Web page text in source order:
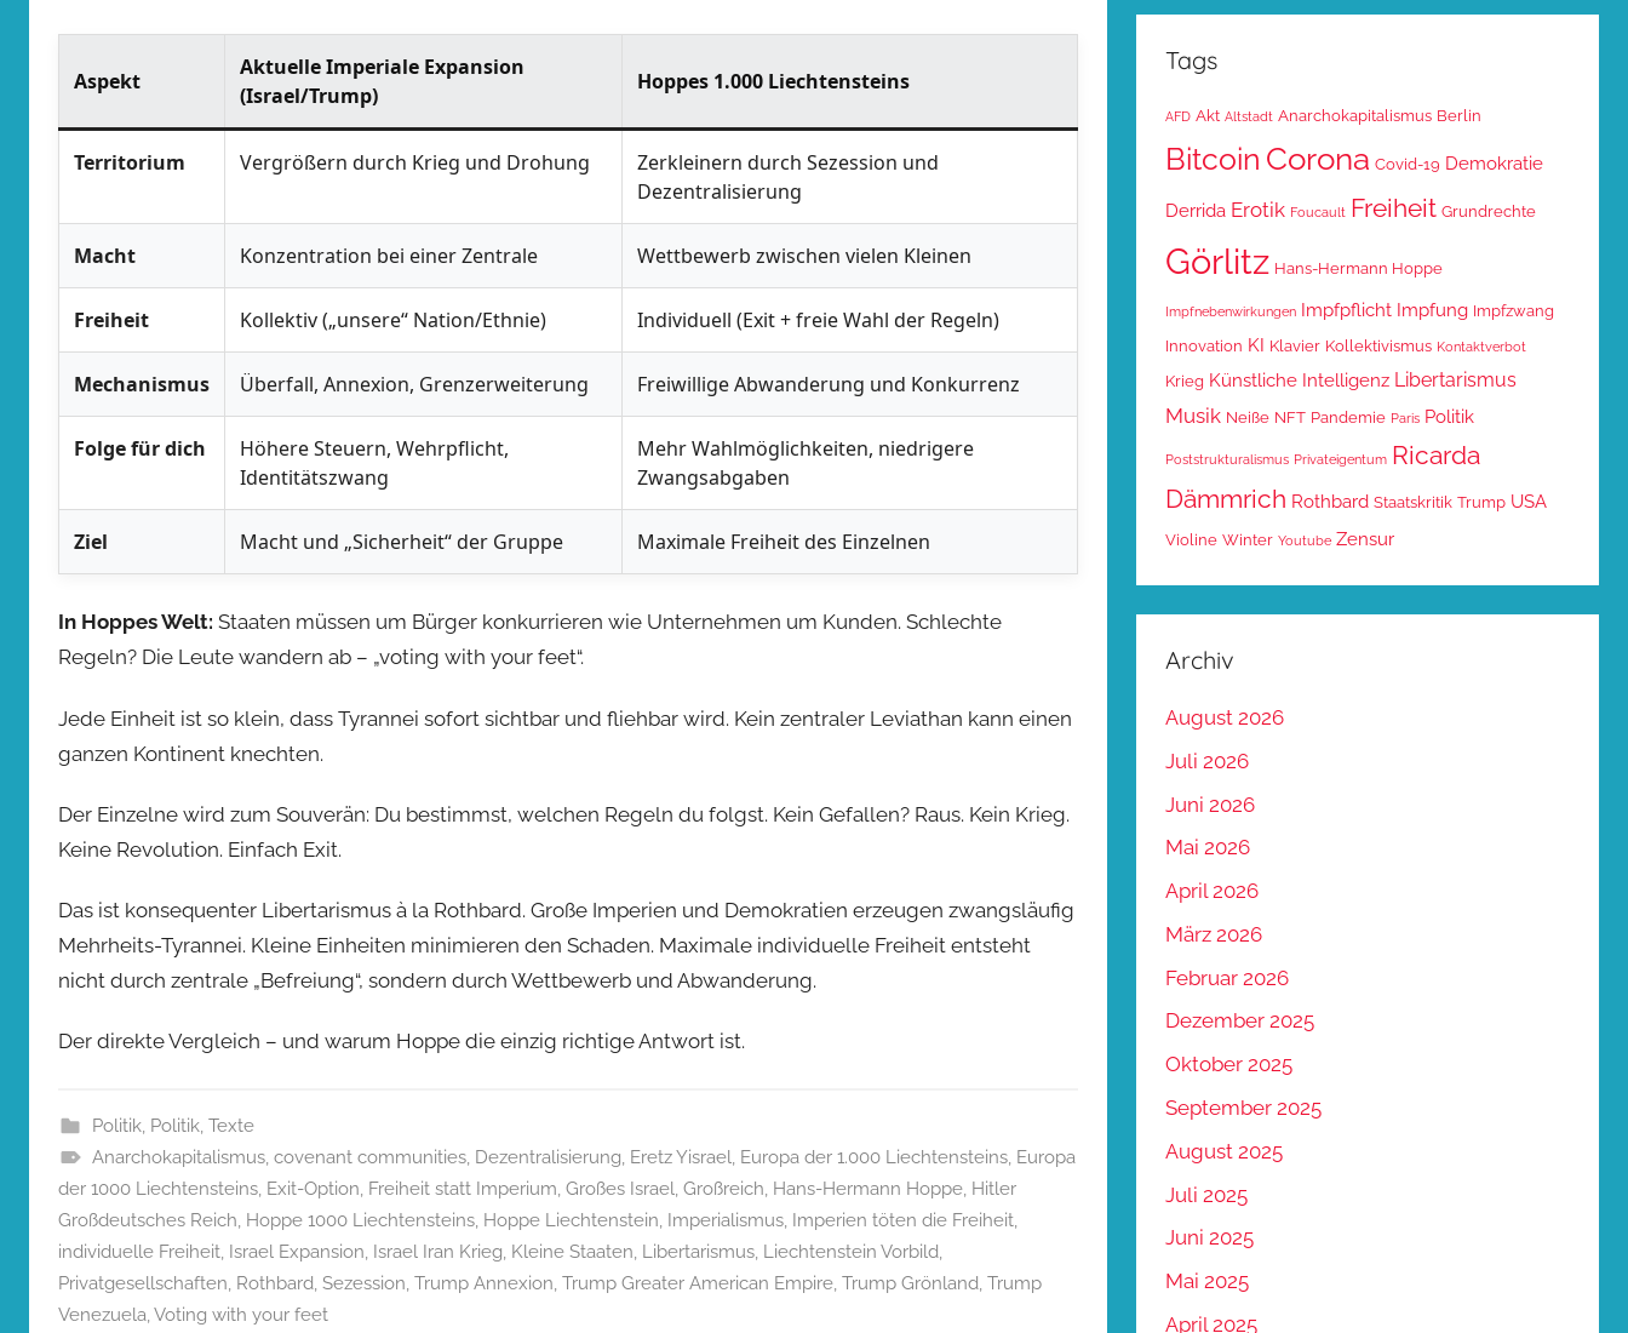
Aspekt
Aktuelle Imperiale Expansion
(Israel/Trump)
Hoppes 1.000 Liechtensteins
Territorium Vergrößern durch Krieg und Drohung
Zerkleinern durch Sezession und
Dezentralisierung
Macht Konzentration bei einer Zentrale Wettbewerb zwischen vielen Kleinen
Freiheit Kollektiv („unsere“ Nation/Ethnie) Individuell (Exit + freie Wahl der Regeln)
Mechanismus Überfall, Annexion, Grenzerweiterung Freiwillige Abwanderung und Konkurrenz
Folge für dich
Höhere Steuern, Wehrpflicht,
Identitätszwang
Mehr Wahlmöglichkeiten, niedrigere
Zwangsabgaben
Ziel Macht und „Sicherheit“ der Gruppe Maximale Freiheit des Einzelnen
In Hoppes Welt: Staaten müssen um Bürger konkurrieren wie Unternehmen um Kunden. Schlechte
Regeln? Die Leute wandern ab – „voting with your feet“.
Jede Einheit ist so klein, dass Tyrannei sofort sichtbar und fliehbar wird. Kein zentraler Leviathan kann einen
ganzen Kontinent knechten.
Der Einzelne wird zum Souverän: Du bestimmst, welchen Regeln du folgst. Kein Gefallen? Raus. Kein Krieg.
Keine Revolution. Einfach Exit.
Das ist konsequenter Libertarismus à la Rothbard. Große Imperien und Demokratien erzeugen zwangsläufig
Mehrheits-Tyrannei. Kleine Einheiten minimieren den Schaden. Maximale individuelle Freiheit entsteht
nicht durch zentrale „Befreiung“, sondern durch Wettbewerb und Abwanderung.
Der direkte Vergleich – und warum Hoppe die einzig richtige Antwort ist.
Politik, Politik, Texte
Anarchokapitalismus, covenant communities, Dezentralisierung, Eretz Yisrael, Europa der 1.000 Liechtensteins, Europa
der 1000 Liechtensteins, Exit-Option, Freiheit statt Imperium, Großes Israel, Großreich, Hans-Hermann Hoppe, Hitler
Großdeutsches Reich, Hoppe 1000 Liechtensteins, Hoppe Liechtenstein, Imperialismus, Imperien töten die Freiheit,
individuelle Freiheit, Israel Expansion, Israel Iran Krieg, Kleine Staaten, Libertarismus, Liechtenstein Vorbild,
Privatgesellschaften, Rothbard, Sezession, Trump Annexion, Trump Greater American Empire, Trump Grönland, Trump
Venezuela,Voting with your feet
Tags
AFD Akt Altstadt Anarchokapitalismus Berlin
Bitcoin Corona Covid-19 Demokratie
Derrida Erotik Foucault Freiheit Grundrechte
Görlitz Hans-Hermann Hoppe
Impfnebenwirkungen Impfpflicht Impfung Impfzwang
Innovation KI Klavier Kollektivismus Kontaktverbot
Krieg Künstliche Intelligenz Libertarismus
Musik Neiße NFT Pandemie Paris Politik
Poststrukturalismus Privateigentum Ricarda
Dämmrich Rothbard Staatskritik Trump USA
Violine Winter Youtube Zensur
Archiv
August 2026
Juli 2026
Juni 2026
Mai 2026
April 2026
März 2026
Februar 2026
Dezember 2025
Oktober 2025
September 2025
August 2025
Juli 2025
Juni 2025
Mai 2025
April 2025